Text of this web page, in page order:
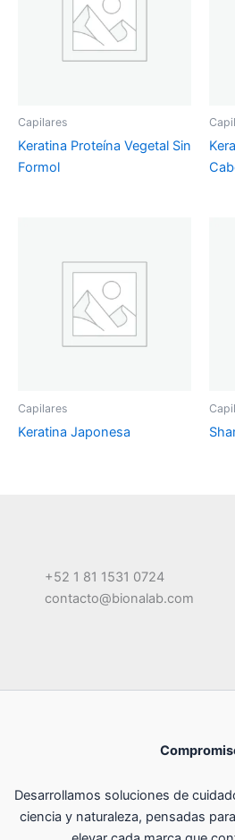
Capilares
Keratina Proteína Vegetal Sin
Formol
Capilares
Keratina Japonesa
+52 1 81 1531 0724
contacto@bionalab.com
Desarrollamos soluciones de
ciencia y naturaleza, pensadas